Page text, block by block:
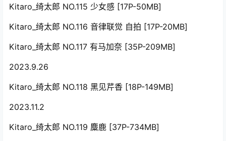
Kitaro_绮太郎 NO.115 少女感 [17P-50MB]
Kitaro_绮太郎 NO.116 音律联觉 自拍 [17P-20MB]
Kitaro_绮太郎 NO.117 有马加奈 [35P-209MB]
2023.9.26
Kitaro_绮太郎 NO.118 黑见芹香 [18P-149MB]
2023.11.2
Kitaro_绮太郎 NO.119 麋鹿 [37P-734MB]